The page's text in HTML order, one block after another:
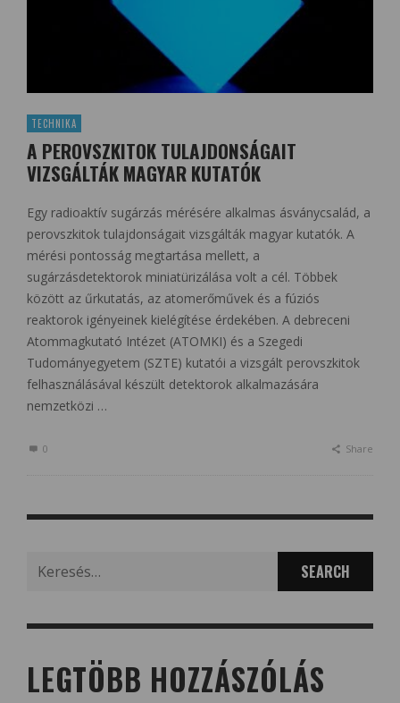
TECHNIKA
A PEROVSZKITOK TULAJDONSÁGAIT
VIZSGÁLTÁK MAGYAR KUTATÓK
Egy radioaktív sugárzás mérésére alkalmas ásványcsalád, a
perovszkitok tulajdonságait vizsgálták magyar kutatók. A
mérési pontosság megtartása mellett, a
sugárzásdetektorok miniatürizálása volt a cél. Többek
között az űrkutatás, az atomerőművek és a fúziós
reaktorok igényeinek kielégítése érdekében. A debreceni
Atommagkutató Intézet (ATOMKI) és a Szegedi
Tudományegyetem (SZTE) kutatói a vizsgált perovszkitok
felhasználásával készült detektorok alkalmazására
nemzetközi …
0 Share
LEGTÖBB HOZZÁSZÓLÁS